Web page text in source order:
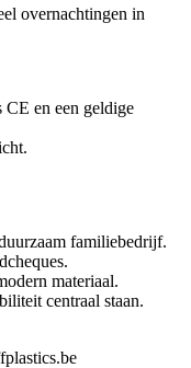
overnachtingen in
en een geldige
familiebedrijf.
materiaal.
centraal staan.